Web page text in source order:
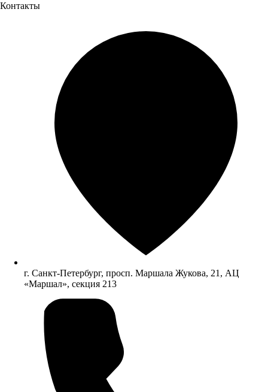
Контакты
г. Санкт-Петербург, просп. Маршала Жукова, 21, АЦ
«Маршал», секция 213